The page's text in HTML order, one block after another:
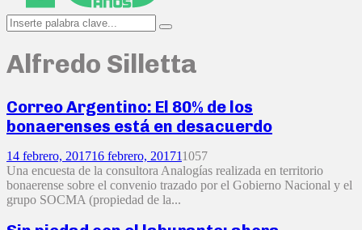
Search
for:
Search
Alfredo Silletta
Correo Argentino: El 80% de los
bonaerenses está en desacuerdo
14 febrero, 201716 febrero, 201711057
Una encuesta de la consultora Analogías realizada en territorio
bonaerense sobre el convenio trazado por el Gobierno Nacional y el
grupo SOCMA (propiedad de la...